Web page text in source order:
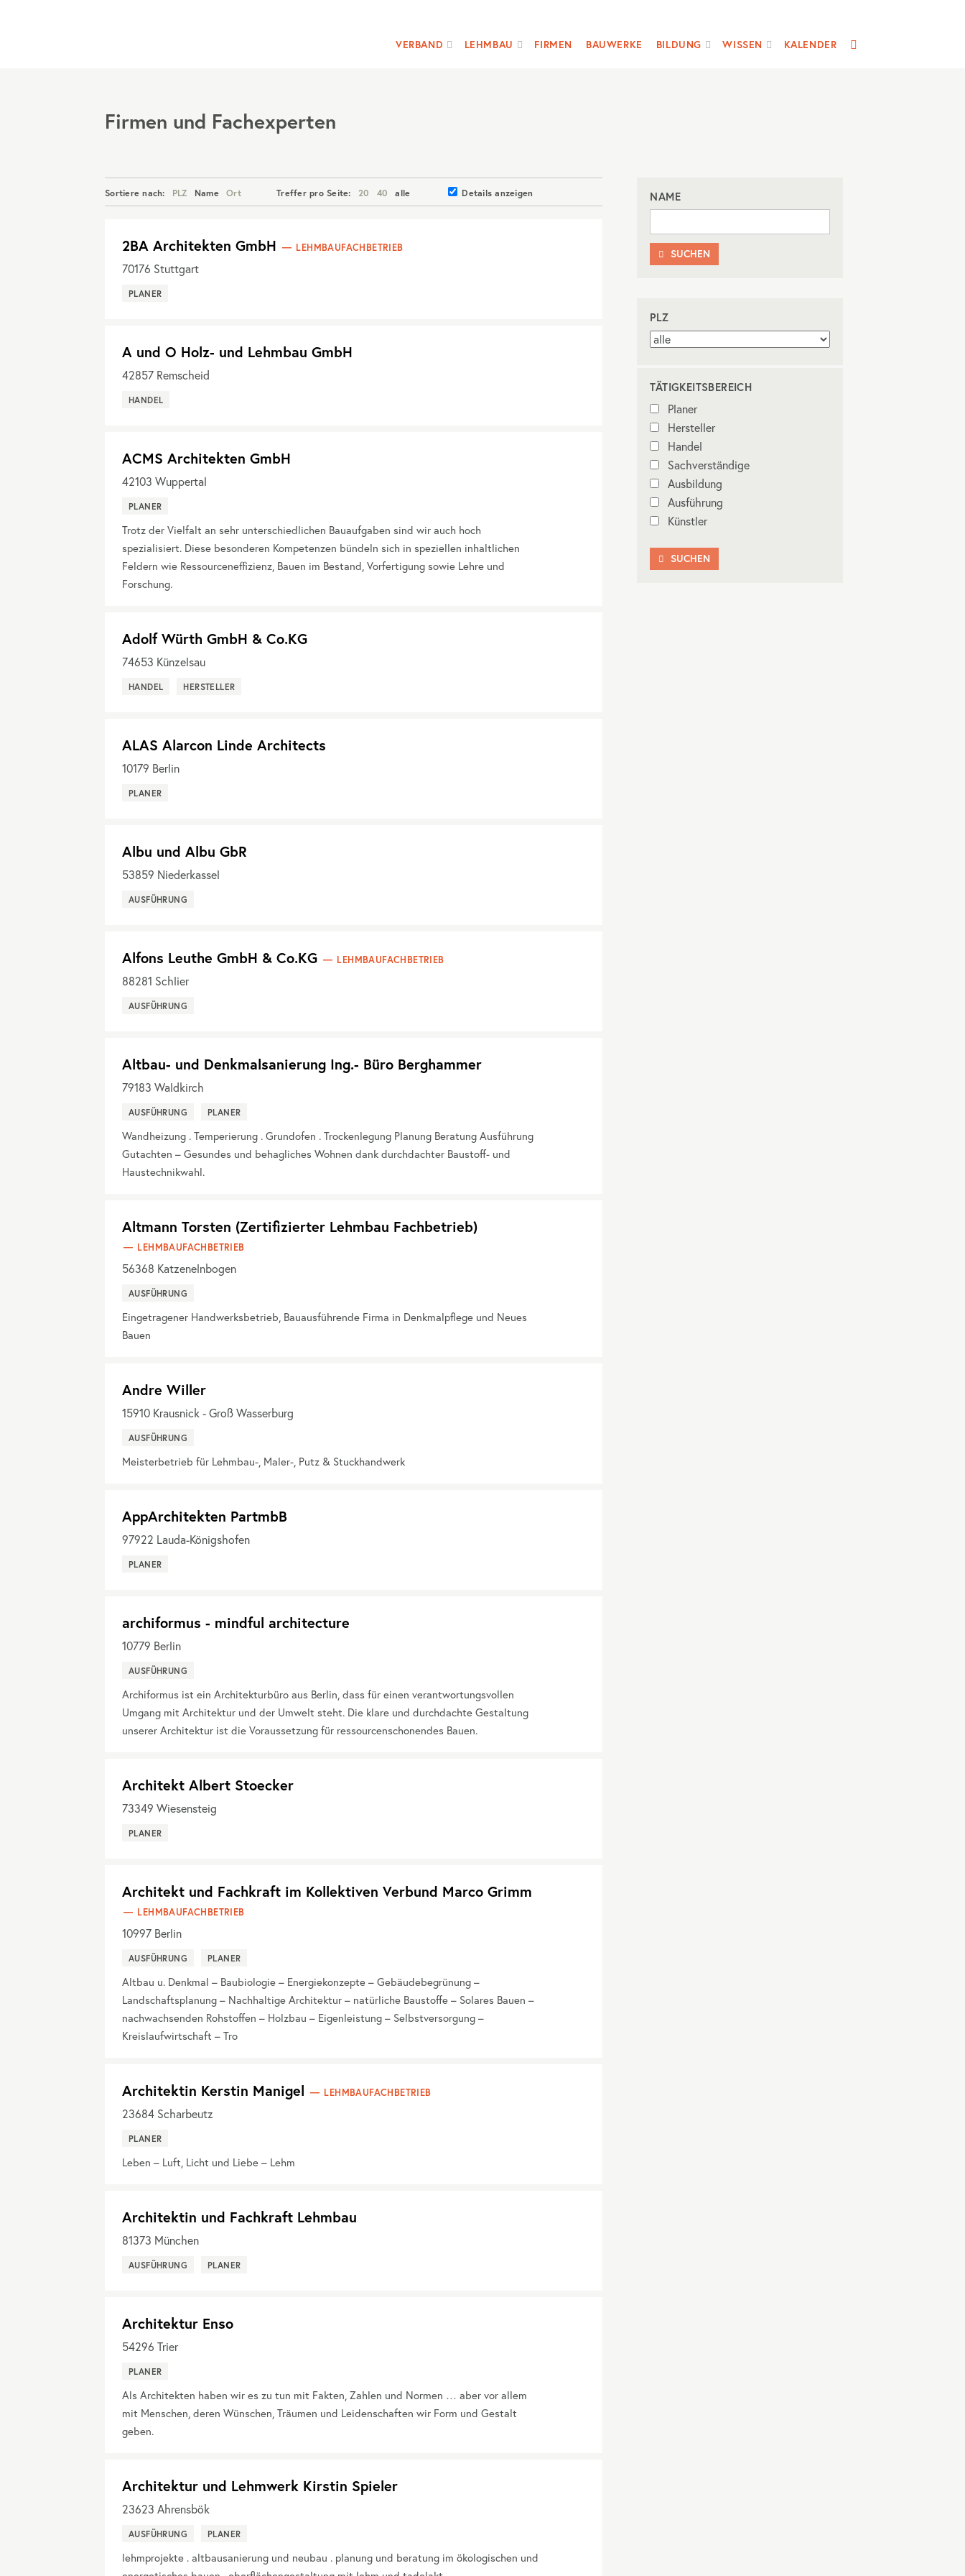
VERBAND LEHMBAU FIRMEN BAUWERKE BILDUNG WISSEN KALENDER
Firmen und Fachexperten
Sortiere nach: PLZ Name Ort Treffer pro Seite: 20 40 alle Details anzeigen
2BA Architekten GmbH LEHMBAUFACHBETRIEB
70176 Stuttgart
PLANER
A und O Holz- und Lehmbau GmbH
42857 Remscheid
HANDEL
ACMS Architekten GmbH
42103 Wuppertal
PLANER
Trotz der Vielfalt an sehr unterschiedlichen Bauaufgaben sind wir auch hoch
spezialisiert. Diese besonderen Kompetenzen bündeln sich in speziellen inhaltlichen
Feldern wie Ressourceneffizienz, Bauen im Bestand, Vorfertigung sowie Lehre und
Forschung.
Adolf Würth GmbH & Co.KG
74653 Künzelsau
HANDEL HERSTELLER
ALAS Alarcon Linde Architects
10179 Berlin
PLANER
Albu und Albu GbR
53859 Niederkassel
AUSFÜHRUNG
Alfons Leuthe GmbH & Co.KG LEHMBAUFACHBETRIEB
88281 Schlier
AUSFÜHRUNG
Altbau- und Denkmalsanierung Ing.- Büro Berghammer
79183 Waldkirch
AUSFÜHRUNG PLANER
Wandheizung . Temperierung . Grundofen . Trockenlegung Planung Beratung Ausführung
Gutachten – Gesundes und behagliches Wohnen dank durchdachter Baustoff- und
Haustechnikwahl.
Altmann Torsten (Zertifizierter Lehmbau Fachbetrieb)
LEHMBAUFACHBETRIEB
56368 Katzenelnbogen
AUSFÜHRUNG
Eingetragener Handwerksbetrieb, Bauausführende Firma in Denkmalpflege und Neues
Bauen
Andre Willer
15910 Krausnick - Groß Wasserburg
AUSFÜHRUNG
Meisterbetrieb für Lehmbau-, Maler-, Putz & Stuckhandwerk
AppArchitekten PartmbB
97922 Lauda-Königshofen
PLANER
archiformus - mindful architecture
10779 Berlin
AUSFÜHRUNG
Archiformus ist ein Architekturbüro aus Berlin, dass für einen verantwortungsvollen
Umgang mit Architektur und der Umwelt steht. Die klare und durchdachte Gestaltung
unserer Architektur ist die Voraussetzung für ressourcenschonendes Bauen.
Architekt Albert Stoecker
73349 Wiesensteig
PLANER
Architekt und Fachkraft im Kollektiven Verbund Marco Grimm
LEHMBAUFACHBETRIEB
10997 Berlin
AUSFÜHRUNG PLANER
Altbau u. Denkmal – Baubiologie – Energiekonzepte – Gebäudebegrünung –
Landschaftsplanung – Nachhaltige Architektur – natürliche Baustoffe – Solares Bauen –
nachwachsenden Rohstoffen – Holzbau – Eigenleistung – Selbstversorgung –
Kreislaufwirtschaft – Tro
Architektin Kerstin Manigel LEHMBAUFACHBETRIEB
23684 Scharbeutz
PLANER
Leben – Luft, Licht und Liebe – Lehm
Architektin und Fachkraft Lehmbau
81373 München
AUSFÜHRUNG PLANER
Architektur Enso
54296 Trier
PLANER
Als Architekten haben wir es zu tun mit Fakten, Zahlen und Normen … aber vor allem
mit Menschen, deren Wünschen, Träumen und Leidenschaften wir Form und Gestalt
geben.
Architektur und Lehmwerk Kirstin Spieler
23623 Ahrensbök
AUSFÜHRUNG PLANER
lehmprojekte . altbausanierung und neubau . planung und beratung im ökologischen und
NAME
 SUCHEN
PLZ
TÄTIGKEITSBEREICH
Planer
Hersteller
Handel
Sachverständige
Ausbildung
Ausführung
Künstler
 SUCHEN